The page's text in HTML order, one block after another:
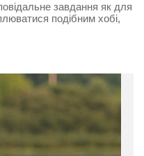
завдання як для
подібним хобі,